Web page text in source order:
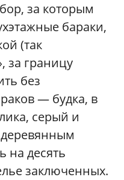
за которым
бараки,
(так
за границу
без
— будка, в
серый и
на десять
заключенных.